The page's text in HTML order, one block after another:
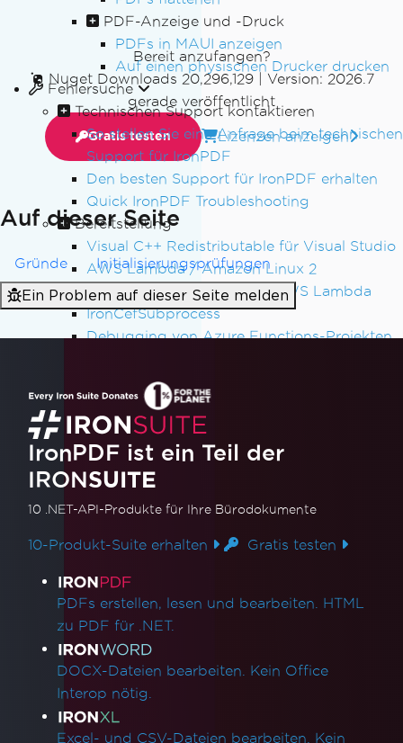
PDF-Anzeige und -Druck
PDFs in MAUI anzeigen
Auf einen physischen Drucker drucken
Fehlersuche
Technischen Support kontaktieren
So stellen Sie eine Anfrage beim technischen
Support für IronPDF
Den besten Support für IronPDF erhalten
Quick IronPDF Troubleshooting
Bereitstellung
Visual C++ Redistributable für Visual Studio
AWS Lambda / Amazon Linux 2
Segmentierungsfehler auf AWS Lambda
IronCefSubprocess
Debugging von Azure Functions-Projekten
Windows Nano Server / Servercore in .Net6
unterstützen System.Drawing nicht
IronPDF Laufzeitordner
Hinzufügen von IronPDF zu einem
Softwareprogramm-Installer
Unterstützung
Azure App Service Linux - Chrome Renderer
Behebung von gRPC-Verbindungsfehlern in
Azure-Containern
Lösen von Azure-Pipeline-Fehlern bei der
Bereitstellung von Azure-Funktionen
Azure Linux-App-Dienste mit
WEBSITE_RUN_FROM_PACKAGE
Fehlerbehebung bei der Bereitstellung für
Bereit anzufangen?
Nuget Downloads 20,296,129| Version: 2026.7
gerade veröffentlicht
Gratis testen Lizenzen anzeigen
Auf dieser Seite
Gründe Initialisierungsprüfungen
Ein Problem auf dieser Seite melden
IronPDF ist ein Teil der
IRONSUITE
10 .NET-API-Produkte für Ihre Bürodokumente
10-Produkt-Suite erhalten Gratis testen
Produktlinks
PDFs erstellen, lesen und bearbeiten. HTML
zu PDF für .NET.
DOCX-Dateien bearbeiten. Kein Office
Interop nötig.
Excel- und CSV-Dateien bearbeiten. Kein